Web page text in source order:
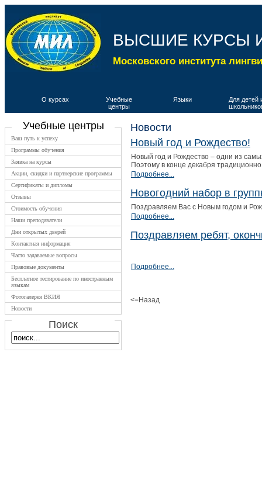
ВЫСШИЕ КУРСЫ
Московского института
О курсах
Учебные
центры
Языки
Для детей
Учебные центры
Ваш путь к успеху
Программы обучения
Заявка на курсы
Акции, скидки и партнерские программы
Сертификаты и дипломы
Отзывы
Стоимость обучения
Наши преподаватели
Дни открытых дверей
Контактная информация
Часто задаваемые вопросы
Правовые документы
Бесплатное тестирование по иностранным
языкам
Фотогалерея ВКИЯ
Новости
Поиск
Новости
Новый год и Рождество!
Новый год и Рождество – одни из
Поэтому в конце декабря
Подробнее...
Новогодний набор в
Поздравляем Вас с Новым годом и
Подробнее...
Поздравляем ребят,
Подробнее...
<=Назад